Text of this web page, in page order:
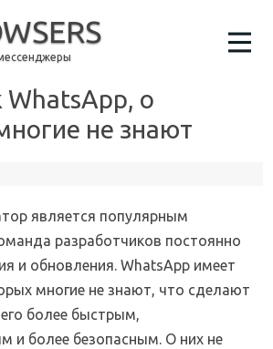
о
не знают
является популярным
разработчиков постоянно
и обновления. WhatsApp имеет
многие не знают, что сделают
более быстрым,
и более безопасным. О них не